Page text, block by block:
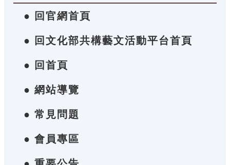
● 回官網首頁
● 回文化部共構藝文活動平台首頁
● 回首頁
● 網站導覽
● 常見問題
● 會員專區